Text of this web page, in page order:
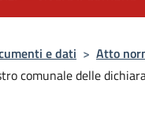
e dati > Atto
comunale delle